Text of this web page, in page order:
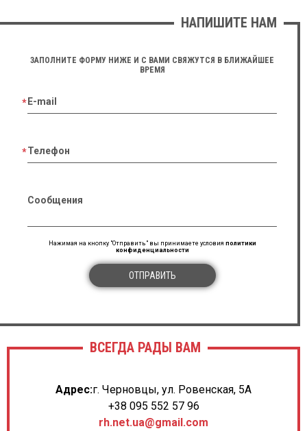
НАПИШИТЕ НАМ
ЗАПОЛНИТЕ ФОРМУ НИЖЕ И С ВАМИ СВЯЖУТСЯ В БЛИЖАЙШЕЕ
ВРЕМЯ
E-mail
Телефон
Сообщения
Нажимая на кнопку "Отправить" вы принимаете условия политики
конфиденциальности
ОТПРАВИТЬ
ВСЕГДА РАДЫ ВАМ
Адрес:г. Черновцы, ул. Ровенская, 5А
+38 095 552 57 96
rh.net.ua@gmail.com